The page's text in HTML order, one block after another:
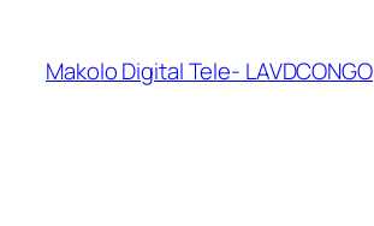
Makolo Digital Tele- LAVDCONGO